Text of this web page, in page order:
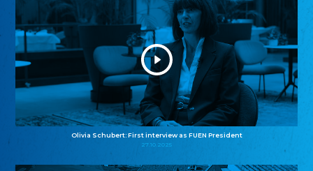
Olivia Schubert: First interview as FUEN President
27.10.2025